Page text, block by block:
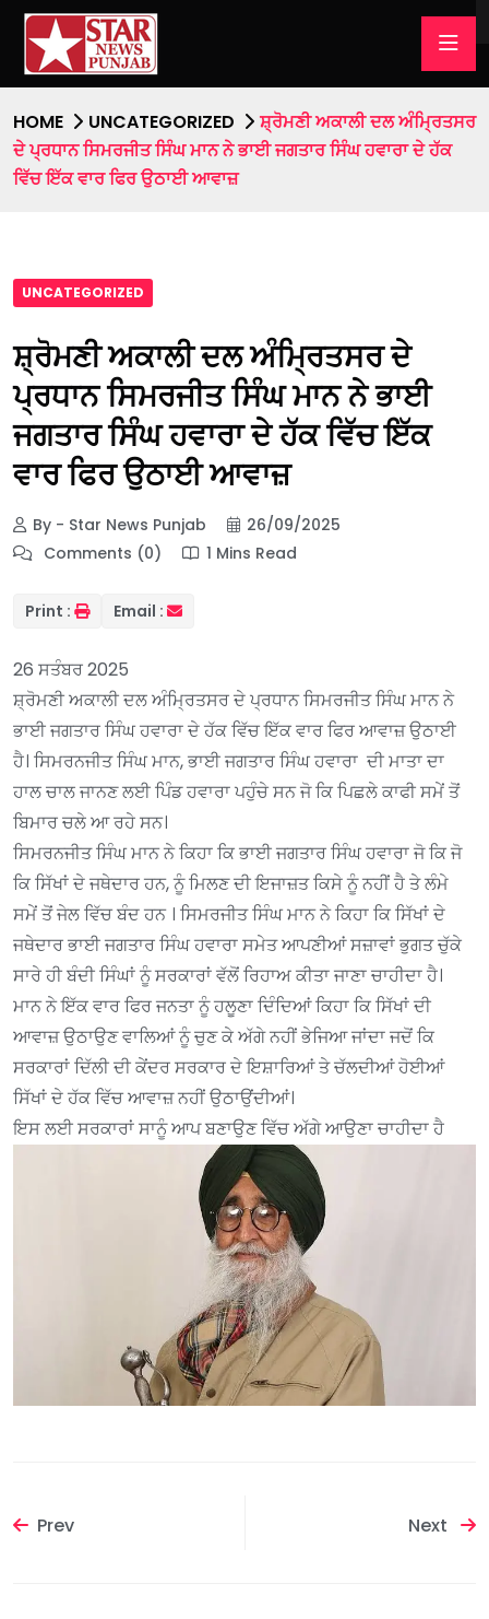
HOME UNCATEGORIZED
ਸ਼੍ਰੋਮਣੀ ਅਕਾਲੀ ਦਲ ਅੰਮ੍ਰਿਤਸਰ
ਦੇ ਪ੍ਰਧਾਨ ਸਿਮਰਜੀਤ ਸਿੰਘ ਮਾਨ ਨੇ ਭਾਈ ਜਗਤਾਰ ਸਿੰਘ ਹਵਾਰਾ ਦੇ ਹੱਕ
ਵਿੱਚ ਇੱਕ ਵਾਰ ਫਿਰ ਉਠਾਈ ਆਵਾਜ਼
UNCATEGORIZED
ਸ਼੍ਰੋਮਣੀ ਅਕਾਲੀ ਦਲ ਅੰਮ੍ਰਿਤਸਰ ਦੇ
ਪ੍ਰਧਾਨ ਸਿਮਰਜੀਤ ਸਿੰਘ ਮਾਨ ਨੇ ਭਾਈ
ਜਗਤਾਰ ਸਿੰਘ ਹਵਾਰਾ ਦੇ ਹੱਕ ਵਿੱਚ ਇੱਕ
ਵਾਰ ਫਿਰ ਉਠਾਈ ਆਵਾਜ਼
By - Star News Punjab
26/09/2025
Comments (0)
1 Mins Read
Print : Email :
26 ਸਤੰਬਰ 2025
ਸ਼੍ਰੋਮਣੀ ਅਕਾਲੀ ਦਲ ਅੰਮ੍ਰਿਤਸਰ ਦੇ ਪ੍ਰਧਾਨ ਸਿਮਰਜੀਤ ਸਿੰਘ ਮਾਨ ਨੇ
ਭਾਈ ਜਗਤਾਰ ਸਿੰਘ ਹਵਾਰਾ ਦੇ ਹੱਕ ਵਿੱਚ ਇੱਕ ਵਾਰ ਫਿਰ ਆਵਾਜ਼ ਉਠਾਈ
ਹੈ। ਸਿਮਰਨਜੀਤ ਸਿੰਘ ਮਾਨ, ਭਾਈ ਜਗਤਾਰ ਸਿੰਘ ਹਵਾਰਾ ਦੀ ਮਾਤਾ ਦਾ
ਹਾਲ ਚਾਲ ਜਾਨਣ ਲਈ ਪਿੰਡ ਹਵਾਰਾ ਪਹੁੰਚੇ ਸਨ ਜੋ ਕਿ ਪਿਛਲੇ ਕਾਫੀ ਸਮੇਂ ਤੋਂ
ਬਿਮਾਰ ਚਲੇ ਆ ਰਹੇ ਸਨ।
ਸਿਮਰਨਜੀਤ ਸਿੰਘ ਮਾਨ ਨੇ ਕਿਹਾ ਕਿ ਭਾਈ ਜਗਤਾਰ ਸਿੰਘ ਹਵਾਰਾ ਜੋ ਕਿ ਜੋ
ਕਿ ਸਿੱਖਾਂ ਦੇ ਜਥੇਦਾਰ ਹਨ, ਨੂੰ ਮਿਲਣ ਦੀ ਇਜਾਜ਼ਤ ਕਿਸੇ ਨੂੰ ਨਹੀਂ ਹੈ ਤੇ ਲੰਮੇ
ਸਮੇਂ ਤੋਂ ਜੇਲ ਵਿੱਚ ਬੰਦ ਹਨ । ਸਿਮਰਜੀਤ ਸਿੰਘ ਮਾਨ ਨੇ ਕਿਹਾ ਕਿ ਸਿੱਖਾਂ ਦੇ
ਜਥੇਦਾਰ ਭਾਈ ਜਗਤਾਰ ਸਿੰਘ ਹਵਾਰਾ ਸਮੇਤ ਆਪਣੀਆਂ ਸਜ਼ਾਵਾਂ ਭੁਗਤ ਚੁੱਕੇ
ਸਾਰੇ ਹੀ ਬੰਦੀ ਸਿੰਘਾਂ ਨੂੰ ਸਰਕਾਰਾਂ ਵੱਲੋਂ ਰਿਹਾਅ ਕੀਤਾ ਜਾਣਾ ਚਾਹੀਦਾ ਹੈ।
ਮਾਨ ਨੇ ਇੱਕ ਵਾਰ ਫਿਰ ਜਨਤਾ ਨੂੰ ਹਲੂਣਾ ਦਿੰਦਿਆਂ ਕਿਹਾ ਕਿ ਸਿੱਖਾਂ ਦੀ
ਆਵਾਜ਼ ਉਠਾਉਣ ਵਾਲਿਆਂ ਨੂੰ ਚੁਣ ਕੇ ਅੱਗੇ ਨਹੀਂ ਭੇਜਿਆ ਜਾਂਦਾ ਜਦੋਂ ਕਿ
ਸਰਕਾਰਾਂ ਦਿੱਲੀ ਦੀ ਕੇਂਦਰ ਸਰਕਾਰ ਦੇ ਇਸ਼ਾਰਿਆਂ ਤੇ ਚੱਲਦੀਆਂ ਹੋਈਆਂ
ਸਿੱਖਾਂ ਦੇ ਹੱਕ ਵਿੱਚ ਆਵਾਜ਼ ਨਹੀਂ ਉਠਾਉਂਦੀਆਂ।
ਇਸ ਲਈ ਸਰਕਾਰਾਂ ਸਾਨੂੰ ਆਪ ਬਣਾਉਣ ਵਿੱਚ ਅੱਗੇ ਆਉਣਾ ਚਾਹੀਦਾ ਹੈ
Prev Next